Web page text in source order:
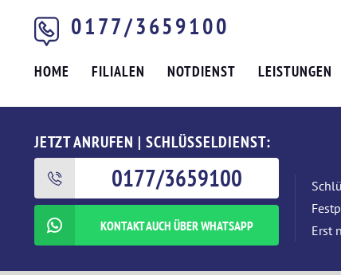
0177/3659100
HOME FILIALEN NOTDIENST LEISTUNGEN
JETZT ANRUFEN | SCHLÜSSELDIENST:
0177/3659100
KONTAKT AUCH ÜBER WHATSAPP
Erst